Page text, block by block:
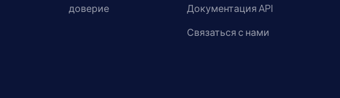
доверие
Документация API
Связаться с нами